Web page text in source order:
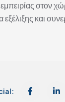
στον
και